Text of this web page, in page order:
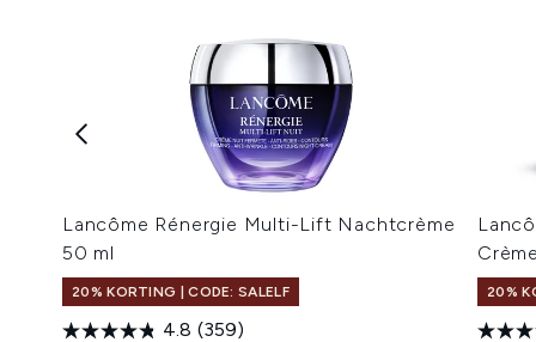
Lancôme Rénergie Multi-Lift Nachtcrème
50 ml
20% KORTING | CODE: SALELF
4.8 (359)
20%